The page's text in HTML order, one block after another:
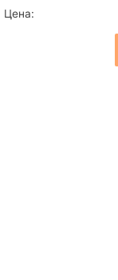
Цена: